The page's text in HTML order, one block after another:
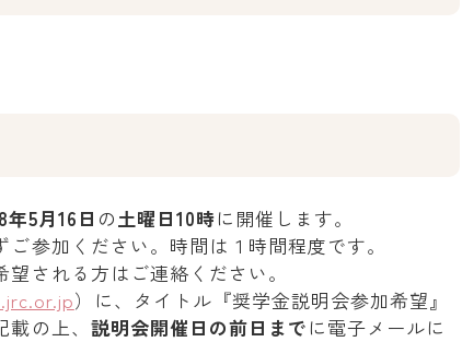
5月16日 の土曜日10時に開催します。
参加ください。時間は１時間程度です。
される方はご連絡ください。
）に、タイトル『奨学金説明会参加希望』
の上、 説明会開催日の前日までに電子メールに